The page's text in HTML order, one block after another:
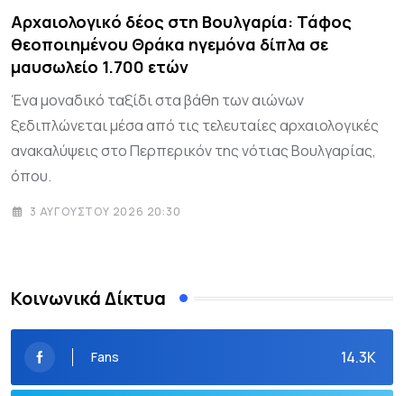
Αρχαιολογικό δέος στη Βουλγαρία: Τάφος
θεοποιημένου Θράκα ηγεμόνα δίπλα σε
μαυσωλείο 1.700 ετών
Ένα μοναδικό ταξίδι στα βάθη των αιώνων
ξεδιπλώνεται μέσα από τις τελευταίες αρχαιολογικές
ανακαλύψεις στο Περπερικόν της νότιας Βουλγαρίας,
όπου.
3 ΑΥΓΟΎΣΤΟΥ 2026 20:30
Κοινωνικά Δίκτυα
14.3K
Fans